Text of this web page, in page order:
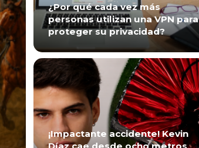
¿Por qué cada vez más
personas utilizan una VPN para
proteger su privacidad?
¡Impactante accidente! Kevin